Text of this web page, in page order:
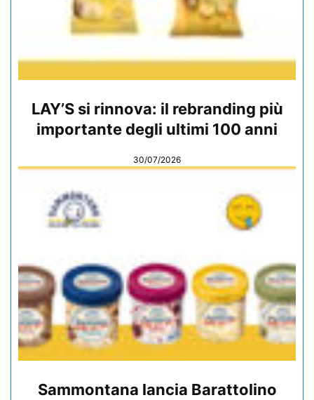
LAY’S si rinnova: il rebranding più
importante degli ultimi 100 anni
30/07/2026
Sammontana lancia Barattolino